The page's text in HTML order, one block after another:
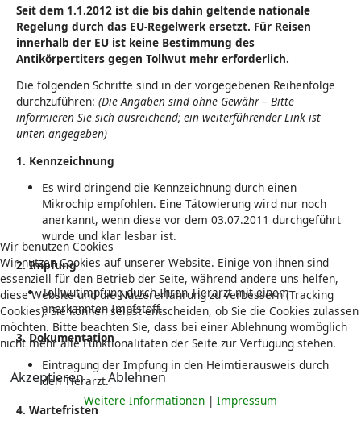
Seit dem 1.1.2012 ist die bis dahin geltende nationale
Regelung durch das EU-Regelwerk ersetzt. Für Reisen
innerhalb der EU ist keine Bestimmung des
Antikörpertiters gegen Tollwut mehr erforderlich.
Die folgenden Schritte sind in der vorgegebenen Reihenfolge
durchzuführen: (Die Angaben sind ohne Gewähr – Bitte
informieren Sie sich ausreichend; ein weiterführender Link ist
unten angegeben)
1. Kennzeichnung
Es wird dringend die Kennzeichnung durch einen
Mikrochip empfohlen. Eine Tätowierung wird nur noch
anerkannt, wenn diese vor dem 03.07.2011 durchgeführt
wurde und klar lesbar ist.
2. Impfung
Tollwutimpfung durch Ihren Tierarzt mit einem
anerkannten Impfstoff.
3. Dokumentation
Eintragung der Impfung in den Heimtierausweis durch
den Tierarzt.
4. Wartefristen
Wir benutzen Cookies
Wir nutzen Cookies auf unserer Website. Einige von ihnen sind
essenziell für den Betrieb der Seite, während andere uns helfen,
diese Website und die Nutzererfahrung zu verbessern (Tracking
Cookies). Sie können selbst entscheiden, ob Sie die Cookies zulassen
möchten. Bitte beachten Sie, dass bei einer Ablehnung womöglich
nicht mehr alle Funktionalitäten der Seite zur Verfügung stehen.
Akzeptieren Ablehnen
Weitere Informationen | Impressum